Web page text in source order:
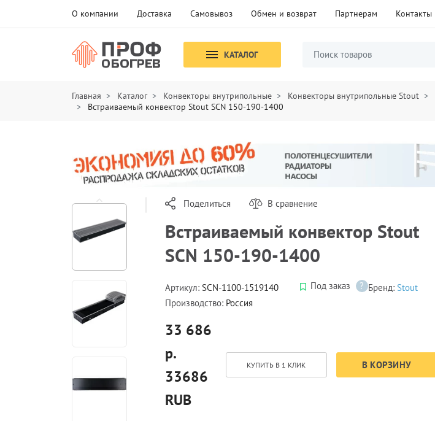
О компании Доставка Самовывоз Обмен и возврат Партнерам Контакты
КАТАЛОГ
Главная Каталог Конвекторы внутрипольные Конвекторы внутрипольные Stout
Встраиваемый конвектор Stout SCN 150-190-1400
Поделиться В сравнение
Встраиваемый конвектор Stout
SCN 150-190-1400
Артикул: SCN-1100-1519140 Под заказ ? Бренд: Stout
Производство: Россия
33 686
р.
33686
RUB
КУПИТЬ В 1 КЛИК В КОРЗИНУ